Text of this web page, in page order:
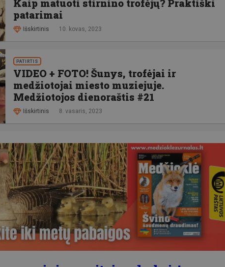
Kaip matuoti stirnino trofėjų? Praktiški
patarimai
Išskirtinis 10. kovas, 2023
PATIRTIS
VIDEO + FOTO! Šunys, trofėjai ir
medžiotojai miesto muziejuje.
Medžiotojos dienoraštis #21
Išskirtinis 8. vasaris, 2023